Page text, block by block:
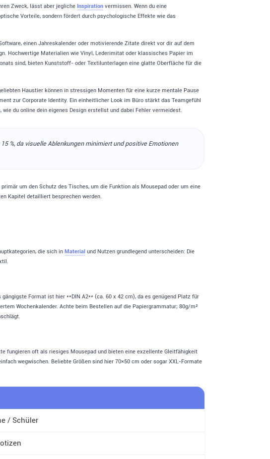
Zweck, lässt aber jegliche Inspiration vermissen. Wenn du eine
Vorteile, sondern fördert durch psychologische Effekte wie das
einen Jahreskalender oder motivierende Zitate direkt vor dir auf dem
Hochwertige Materialien wie Vinyl, Lederimitat oder klassisches Papier im
sind, bieten Kunststoff- oder Textilunterlagen eine glatte Oberfläche für die
Haustier können in stressigen Momenten für eine kurze mentale Pause
zur Corporate Identity. Ein einheitlicher Look im Büro stärkt das Teamgefühl
du online dein eigenes Design erstellst und dabei Fehler vermeidest.
%, da visuelle Ablenkungen minimiert und positive Emotionen
um den Schutz des Tisches, um die Funktion als Mousepad oder um eine
Kapitel detailliert besprechen werden.
die sich in Material und Nutzen grundlegend unterscheiden: Die
Format ist hier **DIN A2** (ca. 60 x 42 cm), da es genügend Platz für
Wochenkalender. Achte beim Bestellen auf die Papiergrammatur; 80g/m²
fungieren oft als riesiges Mousepad und bieten eine exzellente Gleitfähigkeit
wegwischen. Beliebte Größen sind hier 70×50 cm oder sogar XXL-Formate
/ Schüler